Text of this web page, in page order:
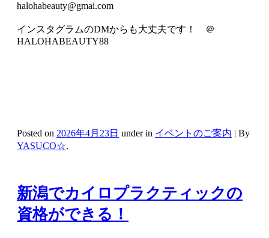
halohabeauty@gmai.com
インスタグラムのDMからも大丈夫です！ ＠
HALOHABEAUTY88
Posted on 2026年4月23日 under in イベントのご案内
By
YASUCO☆.
新潟でカイロプラクティックの
資格ができる！